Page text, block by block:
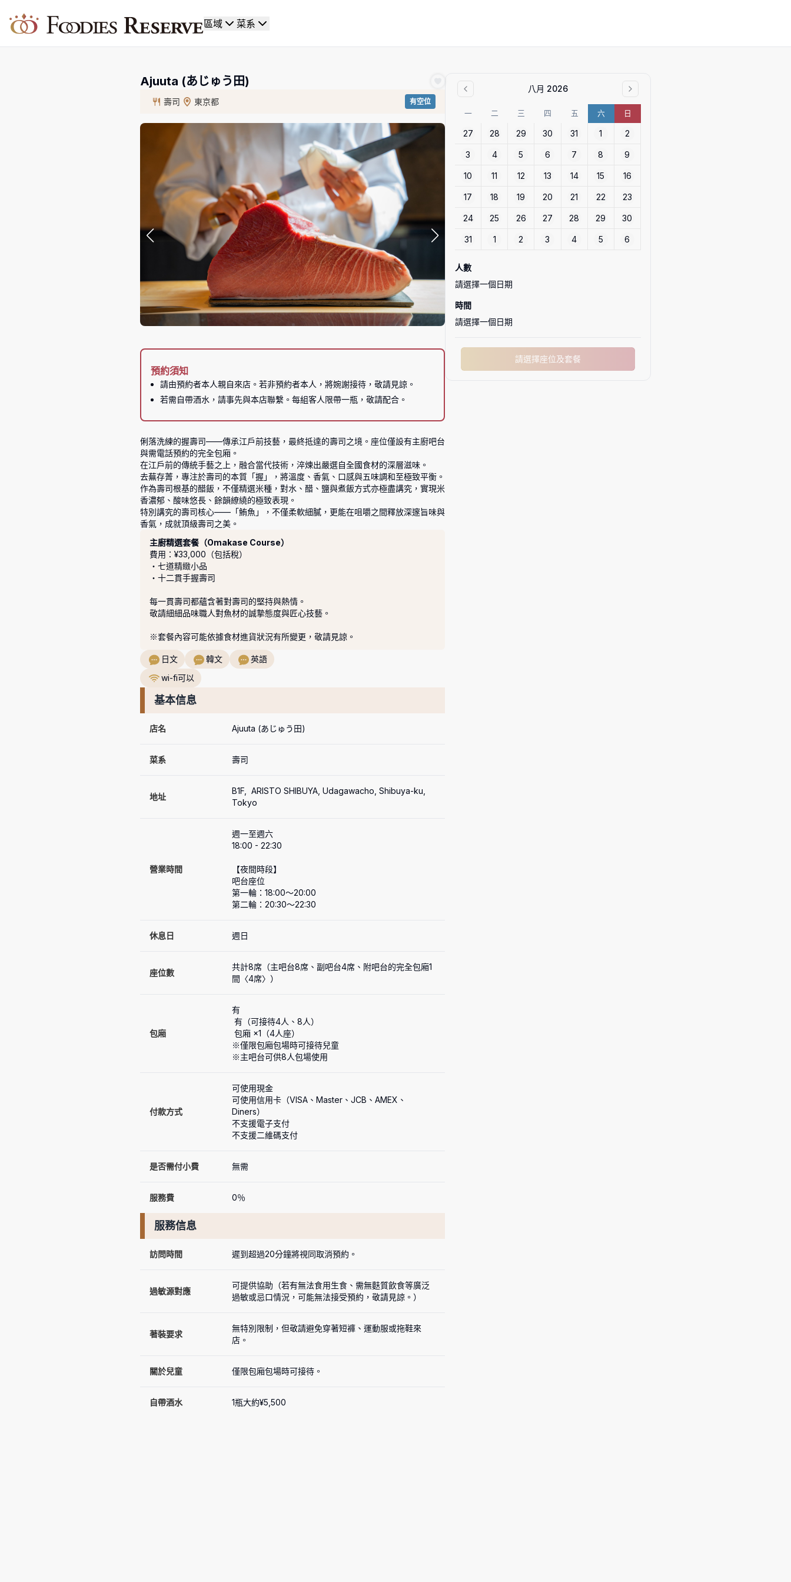
Foodies Reserve 區域 菜系
Ajuuta (あじゅう田)
壽司 東京都 有空位
預約須知
請由預約者本人親自來店。若非預約者本人，將婉謝接待，敬請見諒。
若需自帶酒水，請事先與本店聯繫。每組客人限帶一瓶，敬請配合。
俐落洗練的握壽司——傳承江戶前技藝，最終抵達的壽司之境。座位僅設有主廚吧台
與需電話預約的完全包廂。
在江戶前的傳統手藝之上，融合當代技術，淬煉出嚴選自全國食材的深層滋味。
去蕪存菁，專注於壽司的本質「握」，將溫度、香氣、口感與五味調和至極致平衡。
作為壽司根基的醋飯，不僅精選米種，對水、醋、鹽與煮飯方式亦極盡講究，實現米
香濃郁、酸味悠長、餘韻繚繞的極致表現。
特別講究的壽司核心——「鮪魚」，不僅柔軟細膩，更能在咀嚼之間釋放深邃旨味與
香氣，成就頂級壽司之美。
主廚精選套餐（Omakase Course）
費用：¥33,000（包括稅）
・七道精緻小品
・十二貫手握壽司
每一貫壽司都蘊含著對壽司的堅持與熱情。
敬請細細品味職人對魚材的誠摯態度與匠心技藝。
※套餐內容可能依據食材進貨狀況有所變更，敬請見諒。
日文 韓文
英語
wi-fi可以
基本信息
店名 Ajuuta (あじゅう田)
菜系 壽司
地址
B1F,  ARISTO SHIBUYA, Udagawacho, Shibuya-ku,
Tokyo
營業時間
週一至週六
18:00 - 22:30
【夜間時段】
吧台座位
第一輪：18:00〜20:00
第二輪：20:30〜22:30
休息日 週日
座位數
共計8席（主吧台8席、副吧台4席、附吧台的完全包廂1
間〈4席〉）
包廂
有
※僅限包廂包場時可接待兒童
※主吧台可供8人包場使用
付款方式
可使用現金
可使用信用卡（VISA、Master、JCB、AMEX、
Diners）
不支援電子支付
不支援二維碼支付
是否需付小費 無需
服務費 0％
服務信息
訪問時間 遲到超過20分鐘將視同取消預約。
過敏源對應
可提供協助（若有無法食用生食、需無麩質飲食等廣泛
過敏或忌口情況，可能無法接受預約，敬請見諒。）
著裝要求
無特別限制，但敬請避免穿著短褲、運動服或拖鞋來
店。
關於兒童 僅限包廂包場時可接待。
自帶酒水 1瓶大約¥5,500
八月 2026
一 二 三 四 五 六 日
27 28 29 30 31 1 2
3 4 5 6 7 8 9
10 11 12 13 14 15 16
17 18 19 20 21 22 23
24 25 26 27 28 29 30
31 1 2 3 4 5 6
人數
請選擇一個日期
時間
請選擇一個日期
請選擇座位及套餐